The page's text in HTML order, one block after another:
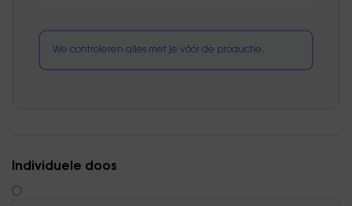
We controleren alles met je vóór de productie.
Individuele doos